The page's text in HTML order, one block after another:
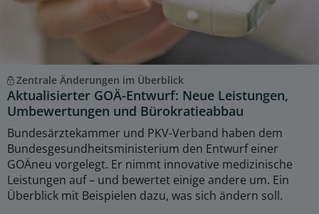
Zentrale Änderungen im Überblick
Aktualisierter GOÄ-Entwurf: Neue Leistungen,
Umbewertungen und Bürokratieabbau
Bundesärztekammer und PKV-Verband haben dem
Bundesgesundheitsministerium den Entwurf einer
GOÄneu vorgelegt. Er nimmt innovative medizinische
Leistungen auf – und bewertet einige andere um. Ein
Überblick mit Beispielen dazu, was sich ändern soll.